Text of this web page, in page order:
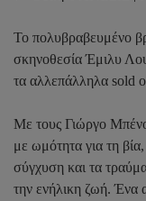
Το πολυβραβευμένο
σκηνοθεσία Έμιλυ
τα αλλεπάλληλα sold
Με τους Γιώργο
με ωμότητα για τη
σύγχυση και τα
την ενήλικη ζωή. Ένα